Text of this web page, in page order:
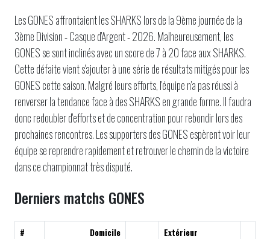
Les GONES affrontaient les SHARKS lors de la 9ème journée de la
3ème Division - Casque d'Argent - 2026. Malheureusement, les
GONES se sont inclinés avec un score de 7 à 20 face aux SHARKS.
Cette défaite vient s'ajouter à une série de résultats mitigés pour les
GONES cette saison. Malgré leurs efforts, l'équipe n'a pas réussi à
renverser la tendance face à des SHARKS en grande forme. Il faudra
donc redoubler d'efforts et de concentration pour rebondir lors des
prochaines rencontres. Les supporters des GONES espèrent voir leur
équipe se reprendre rapidement et retrouver le chemin de la victoire
dans ce championnat très disputé.
Derniers matchs GONES
# Domicile
Extérieur